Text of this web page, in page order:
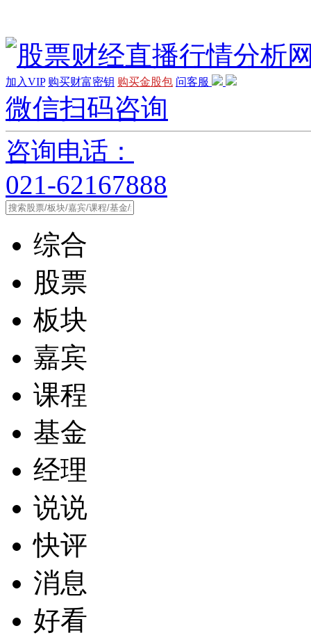
加入VIP 购买财富密钥 购买金股包 问客服
微信扫码咨询
咨询电话：
021-62167888
综合
股票
板块
嘉宾
课程
基金
经理
说说
快评
消息
好看